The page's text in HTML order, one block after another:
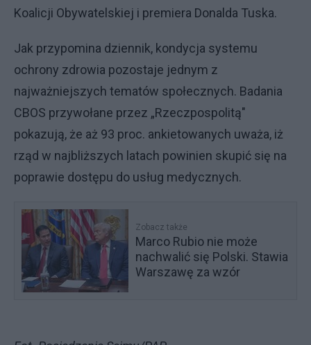
Koalicji Obywatelskiej i premiera Donalda Tuska.
Jak przypomina dziennik, kondycja systemu
ochrony zdrowia pozostaje jednym z
najważniejszych tematów społecznych. Badania
CBOS przywołane przez „Rzeczpospolitą"
pokazują, że aż 93 proc. ankietowanych uważa, iż
rząd w najbliższych latach powinien skupić się na
poprawie dostępu do usług medycznych.
Zobacz także
Marco Rubio nie może
nachwalić się Polski. Stawia
Warszawę za wzór